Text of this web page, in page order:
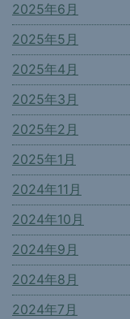
2025年6月
2025年5月
2025年4月
2025年3月
2025年2月
2025年1月
2024年11月
2024年10月
2024年9月
2024年8月
2024年7月